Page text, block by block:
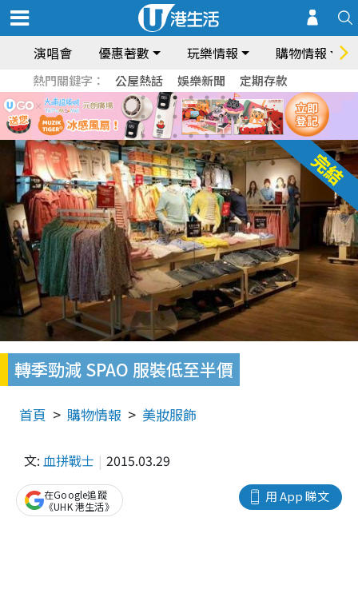
演唱會 優惠著數 玩樂情報 購物情報
熱門關鍵字： 公屋熱話 娛樂新聞 定期存款
轉季勁減 SPAO 服裝低至半價
首頁 購物情報 美妝服飾
文: 血拼戰士 2015.03.29
用 App 睇文
在Google追蹤
《UHK 港生活》